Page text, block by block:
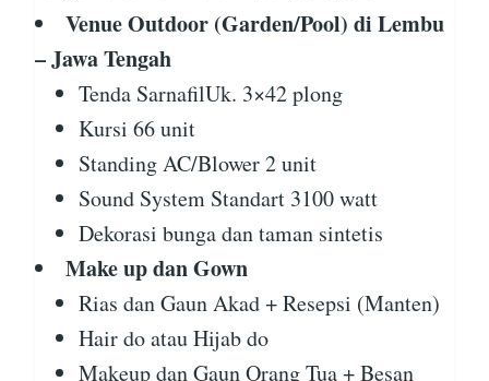
Venue Outdoor (Garden/Pool) di Lembu
– Jawa Tengah
Tenda SarnafilUk. 3×42 plong
Kursi 66 unit
Standing AC/Blower 2 unit
Sound System Standart 3100 watt
Dekorasi bunga dan taman sintetis
Make up dan Gown
Rias dan Gaun Akad + Resepsi (Manten)
Hair do atau Hijab do
Makeup dan Gaun Orang Tua + Besan